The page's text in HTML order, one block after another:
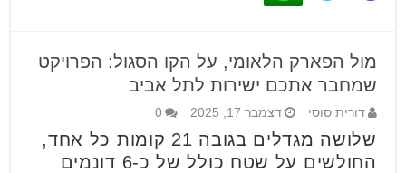
מול הפארק הלאומי, על הקו הסגול: הפרויקט
שמחבר אתכם ישירות לתל אביב
דורית סוסי דצמבר 17, 2025 0
שלושה מגדלים בגובה 21 קומות כל אחד,
החולשים על שטח כולל של כ-6 דונמים